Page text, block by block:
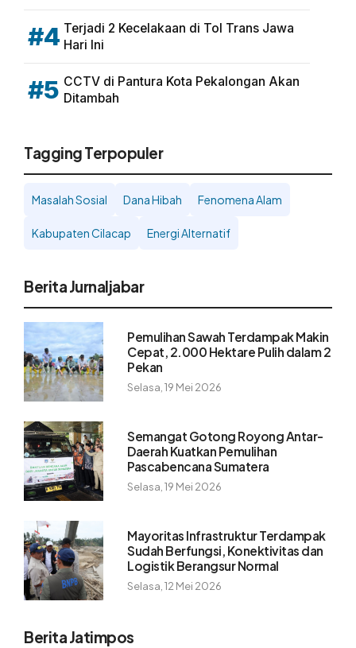
#4 Terjadi 2 Kecelakaan di Tol Trans Jawa
Hari Ini
#5 CCTV di Pantura Kota Pekalongan Akan
Ditambah
Tagging Terpopuler
Masalah Sosial Dana Hibah Fenomena Alam
Kabupaten Cilacap Energi Alternatif
Berita Jurnaljabar
Pemulihan Sawah Terdampak Makin
Cepat, 2.000 Hektare Pulih dalam 2
Pekan
Selasa, 19 Mei 2026
Semangat Gotong Royong Antar-
Daerah Kuatkan Pemulihan
Pascabencana Sumatera
Selasa, 19 Mei 2026
Mayoritas Infrastruktur Terdampak
Sudah Berfungsi, Konektivitas dan
Logistik Berangsur Normal
Selasa, 12 Mei 2026
Berita Jatimpos